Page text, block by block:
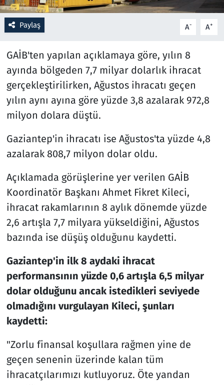
Paylaş A- A+
GAİB'ten yapılan açıklamaya göre, yılın 8
ayında bölgeden 7,7 milyar dolarlık ihracat
gerçekleştirilirken, Ağustos ihracatı geçen
yılın aynı ayına göre yüzde 3,8 azalarak 972,8
milyon dolara düştü.
Gaziantep'in ihracatı ise Ağustos'ta yüzde 4,8
azalarak 808,7 milyon dolar oldu.
Açıklamada görüşlerine yer verilen GAİB
Koordinatör Başkanı Ahmet Fikret Kileci,
ihracat rakamlarının 8 aylık dönemde yüzde
2,6 artışla 7,7 milyara yükseldiğini, Ağustos
bazında ise düşüş olduğunu kaydetti.
Gaziantep'in ilk 8 aydaki ihracat
performansının yüzde 0,6 artışla 6,5 milyar
dolar olduğunu ancak istedikleri seviyede
olmadığını vurgulayan Kileci, şunları
kaydetti:
"Zorlu finansal koşullara rağmen yine de
geçen senenin üzerinde kalan tüm
ihracatçılarımızı kutluyoruz. Öte yandan
Sağlık
Seçim 2023
Spor
Televizyon